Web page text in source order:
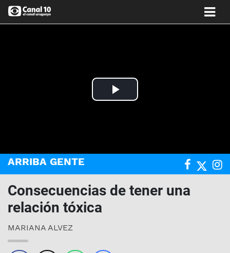
Play
ARRIBA GENTE
Consecuencias de tener una
relación tóxica
MARIANA ALVEZ